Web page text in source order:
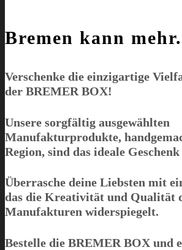
Bremen kann
Verschenke die einzigartige
der BREMER BOX!
Unsere sorgfältig ausgewählten
Manufakturprodukte,
Region, sind das ideale
Überrasche deine Liebsten mit
das die Kreativität und Qualität
Manufakturen widerspiegelt.
Bestelle die BREMER BOX und